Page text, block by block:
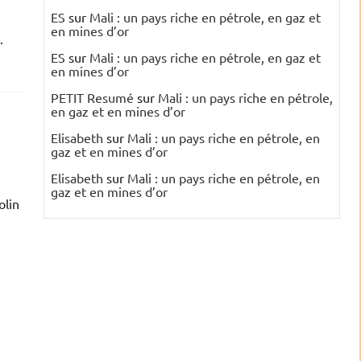
ES sur Mali : un pays riche en pétrole, en gaz et
en mines d’or
ES sur Mali : un pays riche en pétrole, en gaz et
en mines d’or
PETIT Resumé sur Mali : un pays riche en pétrole,
en gaz et en mines d’or
Elisabeth sur Mali : un pays riche en pétrole, en
gaz et en mines d’or
Elisabeth sur Mali : un pays riche en pétrole, en
gaz et en mines d’or